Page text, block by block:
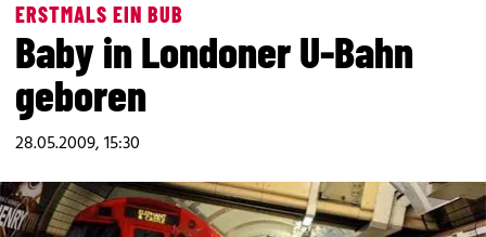
ERSTMALS EIN BUB
Baby in Londoner U-Bahn
geboren
28.05.2009, 15:30